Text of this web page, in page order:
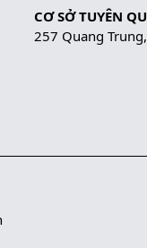
CƠ SỞ TUYÊN
257 Quang